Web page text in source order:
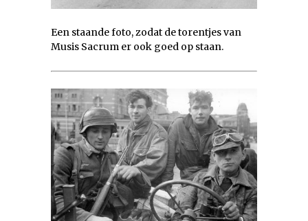
Een staande foto, zodat de torentjes van
Musis Sacrum er ook goed op staan.